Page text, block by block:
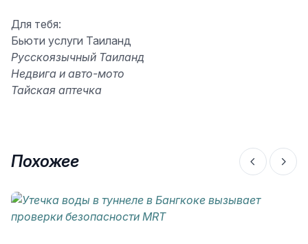
Для тебя:
Бьюти услуги Таиланд
Русскоязычный Таиланд
Недвига и авто-мото
Тайская аптечка
Похожее